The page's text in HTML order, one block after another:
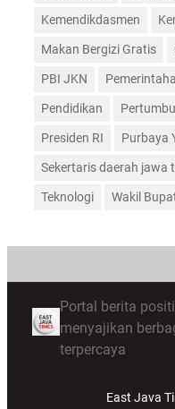
Kemendikdasmen
Makan Bergizi Gratis
PBI JKN
Pendidikan
Presiden RI Purbaya
Sekertaris daerah jawa
Teknologi Wakil
Portal berita
menyajikan
terpercaya
East Java